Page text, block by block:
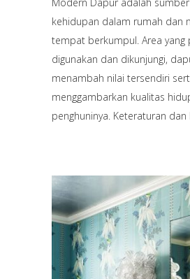
Modern Dapur adalah
kehidupan dalam rumah dan
tempat berkumpul. Area yang
digunakan dan dikunjungi,
menambah nilai tersendiri
menggambarkan kualitas
penghuninya. Keteraturan dan